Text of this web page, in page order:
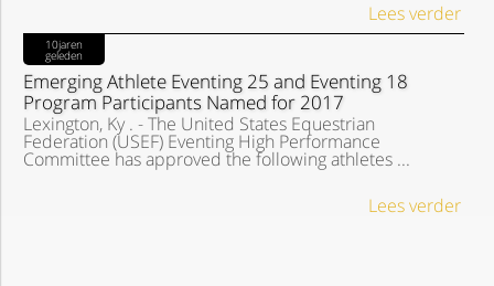
Lees verder
10jaren
geleden
Emerging Athlete Eventing 25 and Eventing 18
Program Participants Named for 2017
Lexington, Ky . - The United States Equestrian
Federation (USEF) Eventing High Performance
Committee has approved the following athletes ...
Lees verder